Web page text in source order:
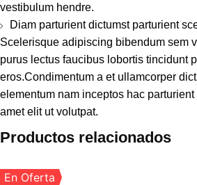
vestibulum hendre.
Diam parturient dictumst parturient
Scelerisque adipiscing bibendum sem
purus lectus faucibus lobortis tincidunt
eros.Condimentum a et ullamcorper
elementum nam inceptos hac
amet elit ut volutpat.
Productos relacionados
En Oferta